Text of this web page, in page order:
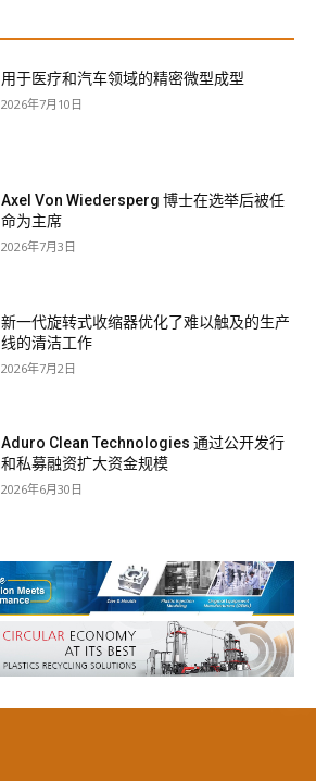
用于医疗和汽车领域的精密微型成型
2026年7月10日
Axel Von Wiedersperg 博士在选举后被任
命为主席
2026年7月3日
新一代旋转式收缩器优化了难以触及的生产
线的清洁工作
2026年7月2日
Aduro Clean Technologies 通过公开发行
和私募融资扩大资金规模
2026年6月30日